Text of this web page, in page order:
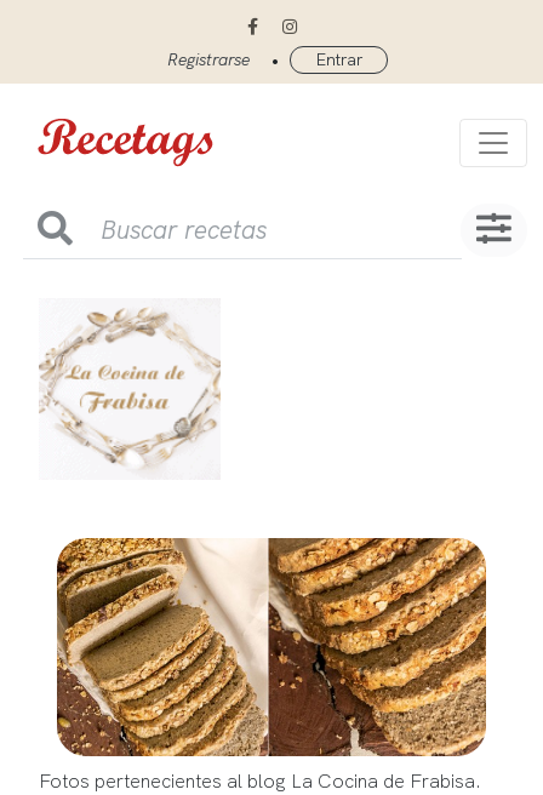
Registrarse • Entrar
Fotos pertenecientes al blog La Cocina de Frabisa.